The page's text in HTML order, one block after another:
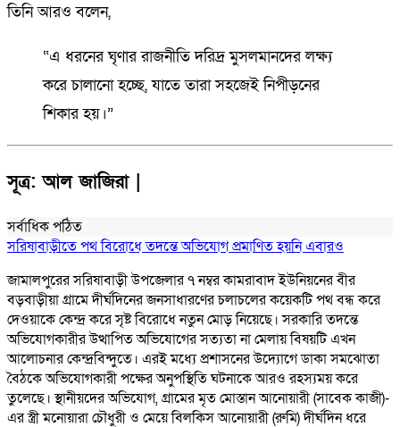
তিনি আরও বলেন,
“এ ধরনের ঘৃণার রাজনীতি দরিদ্র মুসলমানদের লক্ষ্য
করে চালানো হচ্ছে, যাতে তারা সহজেই নিপীড়নের
শিকার হয়।”
সূত্র: আল জাজিরা |
সর্বাধিক পঠিত
সরিষাবাড়ীতে পথ বিরোধে তদন্তে অভিযোগ প্রমাণিত হয়নি এবারও
জামালপুরের সরিষাবাড়ী উপজেলার ৭ নম্বর কামরাবাদ ইউনিয়নের বীর
বড়বাড়ীয়া গ্রামে দীর্ঘদিনের জনসাধারণের চলাচলের কয়েকটি পথ বন্ধ করে
দেওয়াকে কেন্দ্র করে সৃষ্ট বিরোধে নতুন মোড় নিয়েছে। সরকারি তদন্তে
অভিযোগকারীর উত্থাপিত অভিযোগের সত্যতা না মেলায় বিষয়টি এখন
আলোচনার কেন্দ্রবিন্দুতে। এরই মধ্যে প্রশাসনের উদ্যোগে ডাকা সমঝোতা
বৈঠকে অভিযোগকারী পক্ষের অনুপস্থিতি ঘটনাকে আরও রহস্যময় করে
তুলেছে। স্থানীয়দের অভিযোগ, গ্রামের মৃত মোস্তান আনোয়ারী (সাবেক কাজী)-
এর স্ত্রী মনোয়ারা চৌধুরী ও মেয়ে বিলকিস আনোয়ারী (রুমি) দীর্ঘদিন ধরে